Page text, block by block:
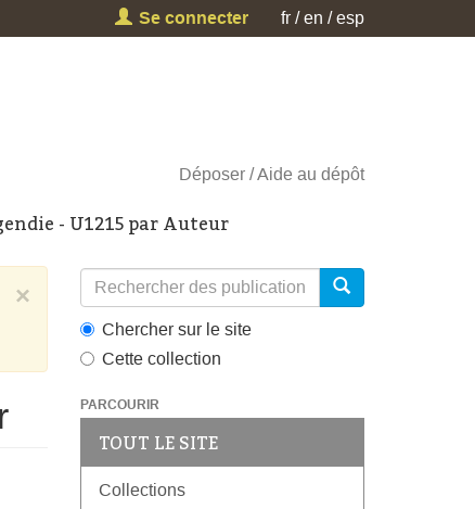
Se connecter fr en esp
Déposer Aide au dépôt
- U1215 par Auteur
×
Chercher sur le site
Cette collection
PARCOURIR
TOUT LE SITE
Collections